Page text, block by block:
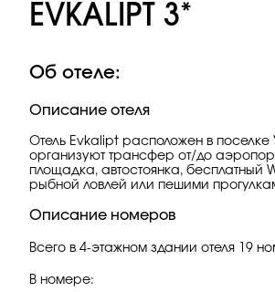
EVKALIPT 3*
Об отеле:
Описание отеля
Отель Evkalipt расположен в поселке
организуют трансфер от/до
площадка, автостоянка, бесплатный
рыбной ловлей или пешими
Описание номеров
Всего в 4-этажном здании отеля 19
В номере: